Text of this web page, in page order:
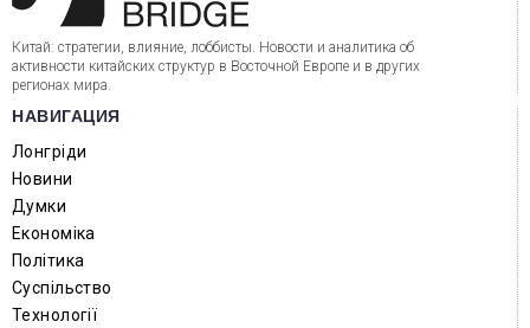
Китай: стратегии, влияние, лоббисты. Новости и аналитика об
активности китайских структур в Восточной Европе и в других
регионах мира.
НАВИГАЦИЯ
Лонгріди
Новини
Думки
Економіка
Політика
Суспільство
Технології